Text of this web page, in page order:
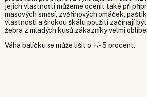
jejich vlastnosti můžeme ocenit také při
masových směsí, zvěřinových omáček,
vlastnosti a širokou škálu použití začínají
žebra z mladých kusů zákazníky velmi
Váha balíčku se může lišit o +/- 5 procent.